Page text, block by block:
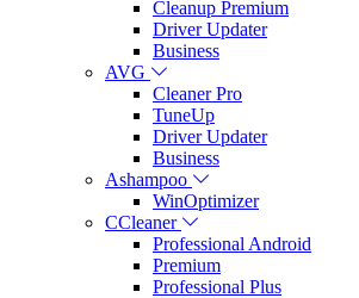
Cleanup Premium
Driver Updater
Business
AVG
Cleaner Pro
TuneUp
Driver Updater
Business
Ashampoo
WinOptimizer
CCleaner
Professional Android
Premium
Professional Plus